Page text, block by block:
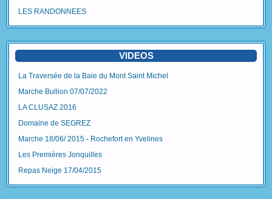
LES RANDONNEES
VIDEOS
La Traversée de la Baie du Mont Saint Michel
Marche Bullion 07/07/2022
LA CLUSAZ 2016
Domaine de SEGREZ
Marche 18/06/ 2015 - Rochefort en Yvelines
Les Premières Jonquilles
Repas Neige 17/04/2015